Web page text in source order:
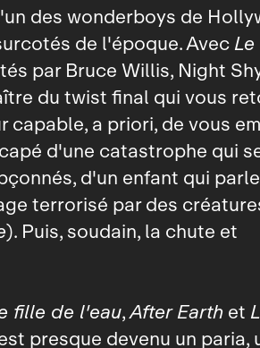
des wonderboys de
de l'époque. Avec
par Bruce Willis, Night
du twist final qui vous
capable, a priori, de vous
d'une catastrophe qui
d'un enfant qui
terrorisé par des
). Puis, soudain, la chute et
fille de l'eau,After Earthet
presque devenu un paria,